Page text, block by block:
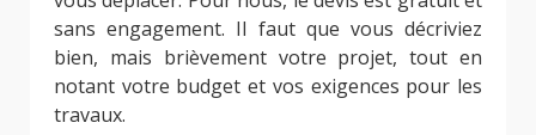
sans engagement. Il faut que vous décriviez
bien, mais brièvement votre projet, tout en
notant votre budget et vos exigences pour les
travaux.